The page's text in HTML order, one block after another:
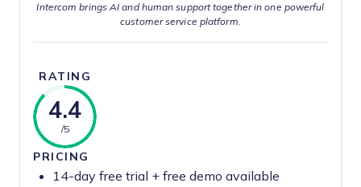
Intercom brings AI and human support together in one powerful
customer service platform.
RATING
4.4
/5
PRICING
14-day free trial + free demo available